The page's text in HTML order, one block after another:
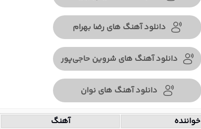
دانلود آهنگ های رضا بهرام
دانلود آهنگ های شروین حاجی‌پور
دانلود آهنگ های نوان
خواننده
آهنگ